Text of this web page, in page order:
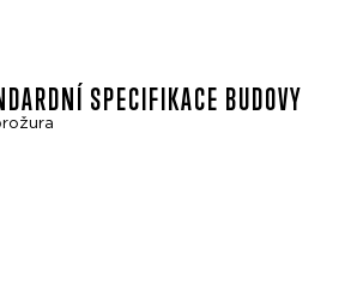
SPECIFIKACE BUDOVY